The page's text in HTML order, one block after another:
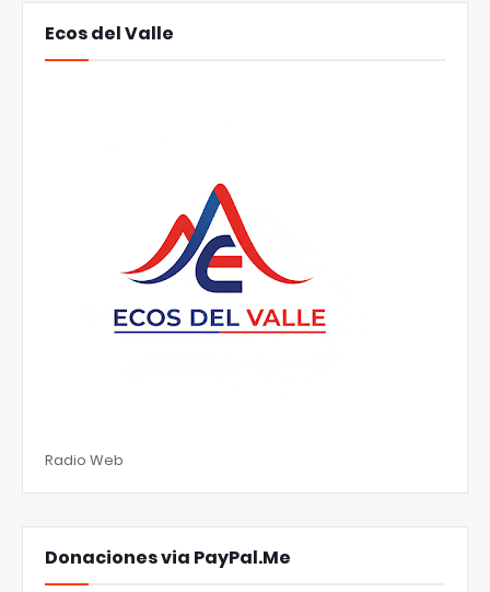
Ecos del Valle
Radio Web
Donaciones via PayPal.Me